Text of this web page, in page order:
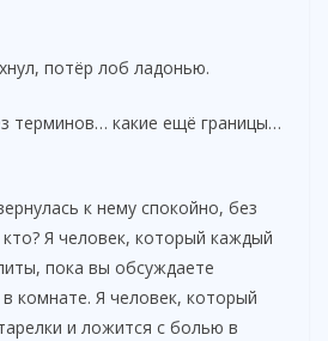
потёр лоб ладонью.
терминов… какие ещё границы…
к нему спокойно, без
Я человек, который каждый
пока вы обсуждаете
комнате. Я человек, который
и ложится с болью в